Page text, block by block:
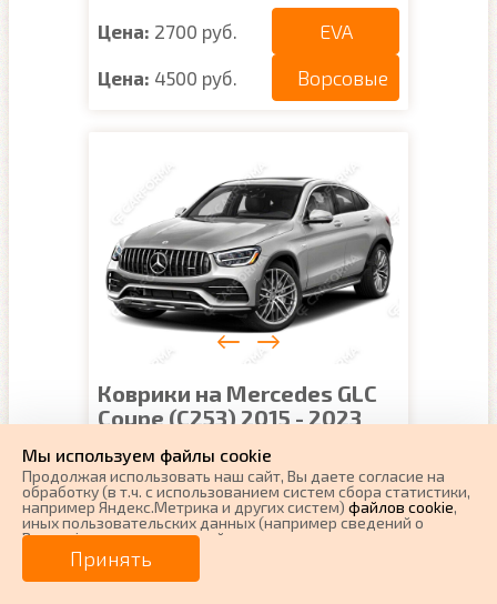
Цена: 2700 руб. EVA
Цена: 4500 руб. Ворсовые
Коврики на Mercedes GLC
Coupe (C253) 2015 - 2023
Поколение:1 поколение и рестайлинг
Наличие:Есть в наличии
Примечание:для Мерседес ГЛЦ Купе 250
400 220d 250d 43
Доставка:г.Нижний Новгород изменить
Гарантия:
Мы используем файлы cookie
Продолжая использовать наш cайт, Вы даете согласие на
обработку (в т.ч. с использованием систем сбора статистики,
например Яндекс.Метрика и других систем) файлов cookie,
иных пользовательских данных (например сведений о
Вашем ip-адресе, сведений о местоположении, типе
устройства, времени посещения страницы, сведений о
ресурсах сети Интернет, с которых были совершены
переходы на наш сайт, сведения о Ваших действиях на сайте
Принять